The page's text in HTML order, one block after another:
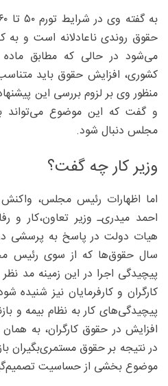
حقوق روندی ناعادلانه است و
کشوری، افزایش حقوق باید
منظور وی بر لزوم بررسی این
و گفت که این موضوع می‌تواند
مجلس دنبال شود.
وزیر کار چه گفت؟
اما اظهارات رئیس مجلس، واکنش
احمد میدری‌ـ وزیر تعاون،کار و
هیات دولت در پاسخ به پرسشی
سال حقوق‌ها که از سوی رئیس
پیچیدگی اجرا در این زمینه مد
کارگران و کارفرمایان نیز شنیده
پیچیدگی‌های کار به نظام بیمه و
افزایش در حقوق کارگران، به
در نتیجه بر حقوق مستمری‌بگیران
موضوع بخشی از حساسیت